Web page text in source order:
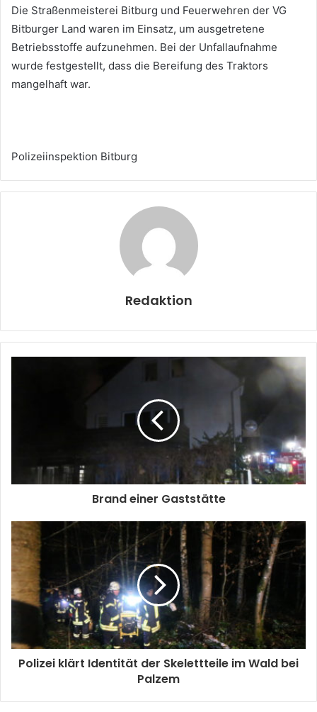
Die Straßenmeisterei Bitburg und Feuerwehren der VG
Bitburger Land waren im Einsatz, um ausgetretene
Betriebsstoffe aufzunehmen. Bei der Unfallaufnahme
wurde festgestellt, dass die Bereifung des Traktors
mangelhaft war.
Polizeiinspektion Bitburg
Redaktion
Brand einer Gaststätte
Polizei klärt Identität der Skelettteile im Wald bei
Palzem